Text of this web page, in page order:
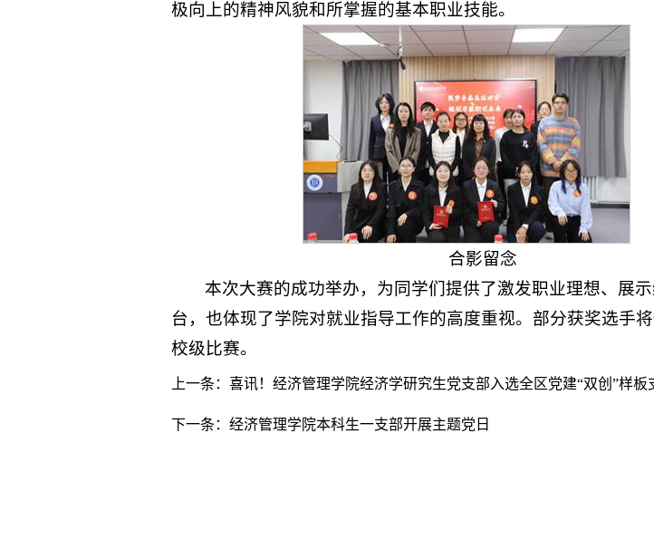
极向上的精神风貌和所掌握的基本职业技能。
合影留念
本次大赛的成功举办，为同学们提供了激发职业理想、展
台，也体现了学院对就业指导工作的高度重视。部分获奖选手
校级比赛。
上一条： 喜讯！经济管理学院经济学研究生党支部入选全区党建“双创”样板
下一条： 经济管理学院本科生一支部开展主题党日